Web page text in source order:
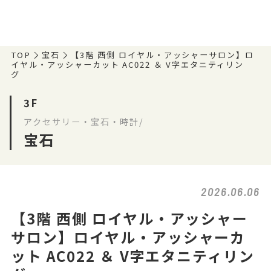
TOP 宝石
【3階 西側 ロイヤル・アッシャーサロン】ロ
イヤル・アッシャーカット AC022 ＆ V字エタニティリン
グ
3F
アクセサリー・宝石・時計/
宝石
2026.06.06
【3階 西側 ロイヤル・アッシャー
サロン】ロイヤル・アッシャーカ
ット AC022 ＆ V字エタニティリン